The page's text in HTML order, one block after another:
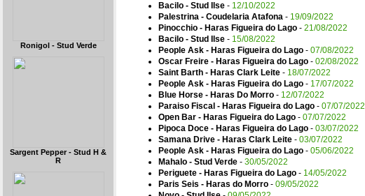
Ronigol - Stud Verde
Sargent Pepper - Stud H &
R
Bacilo - Stud Ilse - 12/10/2022
Palestrina - Coudelaria Atafona - 19/09/2022
Pinocchio - Haras Figueira do Lago - 21/08/2022
Bacilo - Stud Ilse - 15/08/2022
People Ask - Haras Figueira do Lago - 07/08/2022
Oscar Freire - Haras Figueira do Lago - 02/08/2022
Saint Barth - Haras Clark Leite - 18/07/2022
People Ask - Haras Figueira do Lago - 17/07/2022
Blue Horse - Haras Do Morro - 12/07/2022
Paraiso Fiscal - Haras Figueira do Lago - 07/07/2022
Open Bar - Haras Figueira do Lago - 07/07/2022
Pipoca Doce - Haras Figueira do Lago - 03/07/2022
Samana Drive - Haras Clark Leite - 03/07/2022
People Ask - Haras Figueira do Lago - 05/06/2022
Mahalo - Stud Verde - 30/05/2022
Periguete - Haras Figueira do Lago - 14/05/2022
Paris Seis - Haras do Morro - 09/05/2022